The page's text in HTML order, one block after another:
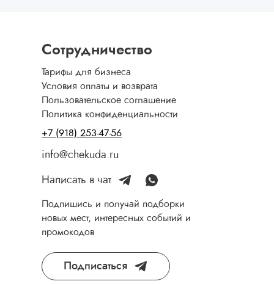
Сотрудничество
Тарифы для бизнеса
Условия оплаты и возврата
Пользовательское соглашение
Политика конфиденциальности
+7 (918) 253-47-56
info@chekuda.ru
Написать в чат
Подпишись и получай подборки
новых мест, интересных событий и
промокодов
Подписаться